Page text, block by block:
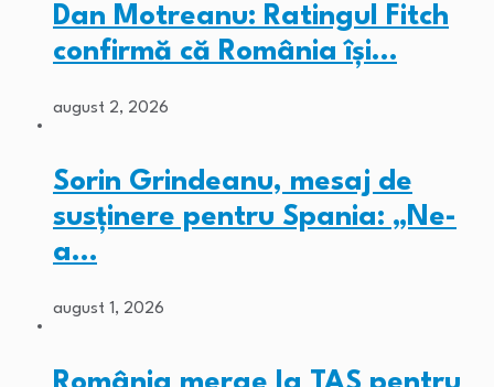
Dan Motreanu: Ratingul Fitch
confirmă că România își…
august 2, 2026
Sorin Grindeanu, mesaj de
susținere pentru Spania: „Ne-
a…
august 1, 2026